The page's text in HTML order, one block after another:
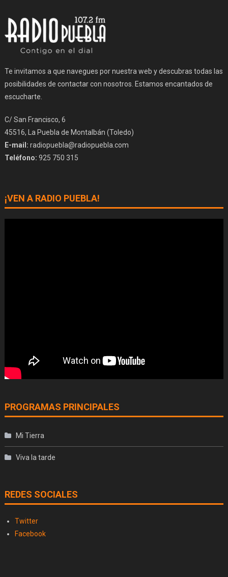
Te invitamos a que navegues por nuestra web y descubras todas las
posibilidades de contactar con nosotros. Estamos encantados de
escucharte.
C/ San Francisco, 6
45516, La Puebla de Montalbán (Toledo)
E-mail: radiopuebla@radiopuebla.com
Teléfono: 925 750 315
¡VEN A RADIO PUEBLA!
PROGRAMAS PRINCIPALES
Mi Tierra
Viva la tarde
REDES SOCIALES
Twitter
Facebook